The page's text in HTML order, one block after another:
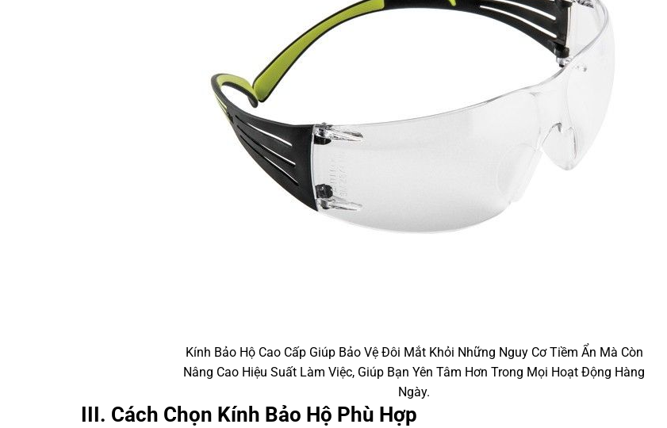
Kính Bảo Hộ Cao Cấp Giúp Bảo Vệ Đôi Mắt Khỏi Những Nguy Cơ Tiềm Ẩn Mà Còn
Nâng Cao Hiệu Suất Làm Việc, Giúp Bạn Yên Tâm Hơn Trong Mọi Hoạt Động Hàng
Ngày.
III. Cách Chọn Kính Bảo Hộ Phù Hợp